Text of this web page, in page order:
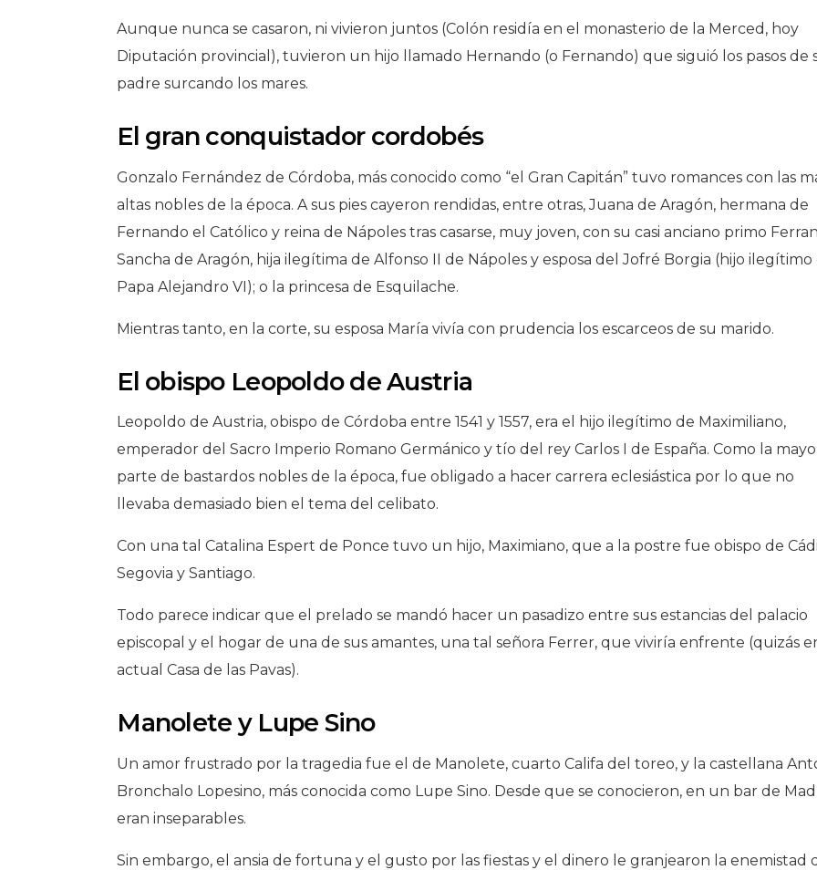
Aunque nunca se casaron, ni vivieron juntos (Colón residía en el monasterio de la Merced, hoy
Diputación provincial), tuvieron un hijo llamado Hernando (o Fernando) que siguió los pasos de
padre surcando los mares.
El gran conquistador cordobés
Gonzalo Fernández de Córdoba, más conocido como “el Gran Capitán” tuvo romances con las
altas nobles de la época. A sus pies cayeron rendidas, entre otras, Juana de Aragón, hermana de
Fernando el Católico y reina de Nápoles tras casarse, muy joven, con su casi anciano primo
Sancha de Aragón, hija ilegítima de Alfonso II de Nápoles y esposa del Jofré Borgia (hijo
Papa Alejandro VI); o la princesa de Esquilache.
Mientras tanto, en la corte, su esposa María vivía con prudencia los escarceos de su marido.
El obispo Leopoldo de Austria
Leopoldo de Austria, obispo de Córdoba entre 1541 y 1557, era el hijo ilegítimo de Maximiliano,
emperador del Sacro Imperio Romano Germánico y tío del rey Carlos I de España. Como la
parte de bastardos nobles de la época, fue obligado a hacer carrera eclesiástica por lo que no
llevaba demasiado bien el tema del celibato.
Con una tal Catalina Espert de Ponce tuvo un hijo, Maximiano, que a la postre fue obispo de
Segovia y Santiago.
Todo parece indicar que el prelado se mandó hacer un pasadizo entre sus estancias del palacio
episcopal y el hogar de una de sus amantes, una tal señora Ferrer, que viviría enfrente (quizás
actual Casa de las Pavas).
Manolete y Lupe Sino
Un amor frustrado por la tragedia fue el de Manolete, cuarto Califa del toreo, y la castellana
Bronchalo Lopesino, más conocida como Lupe Sino. Desde que se conocieron, en un bar de
eran inseparables.
Sin embargo, el ansia de fortuna y el gusto por las fiestas y el dinero le granjearon la enemistad